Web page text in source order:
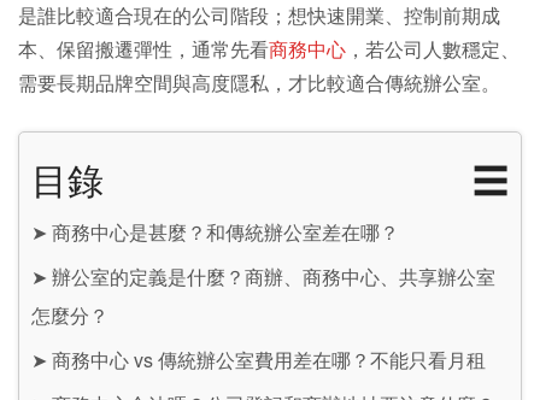
是誰比較適合現在的公司階段；想快速開業、控制前期成
本、保留搬遷彈性，通常先看商務中心 ，若公司人數穩定、
需要長期品牌空間與高度隱私，才比較適合傳統辦公室。
目錄 ☰
➤ 商務中心是甚麼？和傳統辦公室差在哪？
➤ 辦公室的定義是什麼？商辦、商務中心、共享辦公室
怎麼分？
➤ 商務中心 vs 傳統辦公室費用差在哪？不能只看月租